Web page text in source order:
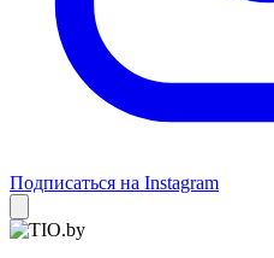
Подписаться на Instagram